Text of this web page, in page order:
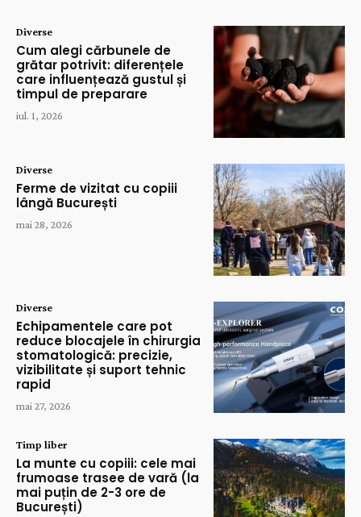
Diverse
Cum alegi cărbunele de
grătar potrivit: diferențele
care influențează gustul și
timpul de preparare
iul. 1, 2026
Diverse
Ferme de vizitat cu copiii
lângă București
mai 28, 2026
Diverse
Echipamentele care pot
reduce blocajele în chirurgia
stomatologică: precizie,
vizibilitate și suport tehnic
rapid
mai 27, 2026
Timp liber
La munte cu copiii: cele mai
frumoase trasee de vară (la
mai puțin de 2-3 ore de
București)